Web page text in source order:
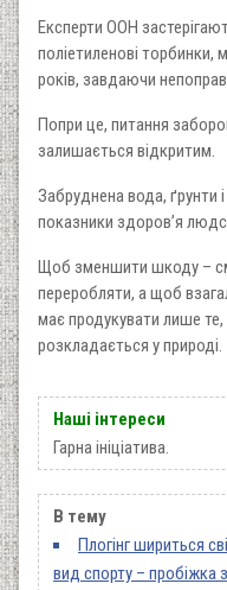
Експерти ООН
поліетиленові
років, завдаючи
Попри це, питання
залишається відкритим.
Забруднена вода, ґрунти
показники здоров’я
Щоб зменшити шкоду –
переробляти, а щоб
має продукувати лише
розкладається у природі.
Наші інтереси
Гарна ініціатива.
В тему
Плогінг шириться
вид спорту – пробіжка